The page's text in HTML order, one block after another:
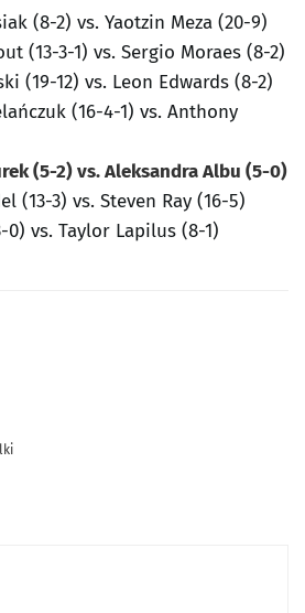
(8-2) vs. Yaotzin Meza (20-9)
(13-3-1) vs. Sergio Moraes (8-2)
(19-12) vs. Leon Edwards (8-2)
(16-4-1) vs. Anthony
(5-2) vs. Aleksandra Albu (5-0)
(13-3) vs. Steven Ray (16-5)
0) vs. Taylor Lapilus (8-1)